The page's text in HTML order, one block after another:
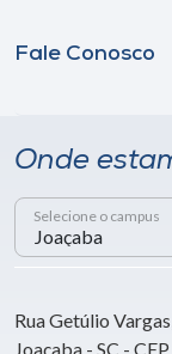
Fale Conosco
Onde
Selecione o campus
Rua Getúlio
Joaçaba - SC -